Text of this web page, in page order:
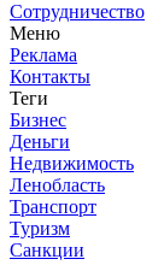
Сотрудничество
Меню
Реклама
Контакты
Теги
Бизнес
Деньги
Недвижимость
Ленобласть
Транспорт
Туризм
Санкции